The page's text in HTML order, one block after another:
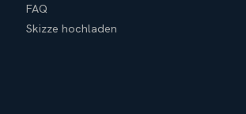
FAQ
Skizze hochladen